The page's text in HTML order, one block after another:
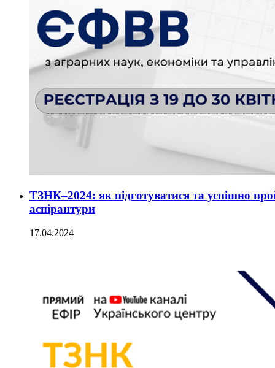
ТЗНК–2024: як підготуватися та успішно
аспірантури
17.04.2024